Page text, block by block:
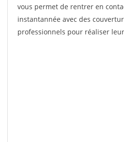
vous permet de rentrer en
instantannée avec des
professionnels pour réaliser